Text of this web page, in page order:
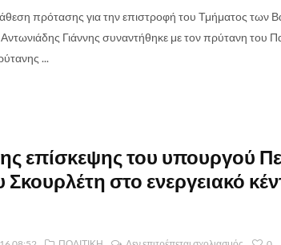
πρότασης για την επιστροφή του Τμήματος
Γιάννης συναντήθηκε με τον πρύτανη του
...
επίσκεψης του υπουργού
στο ενεργειακό